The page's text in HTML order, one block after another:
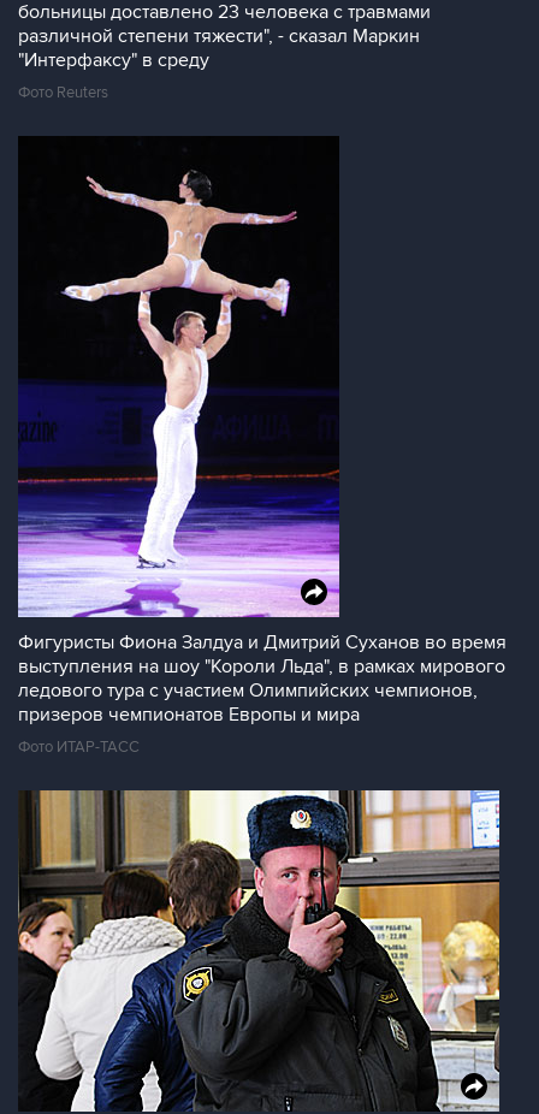
больницы доставлено 23 человека с травмами
различной степени тяжести", - сказал Маркин
"Интерфаксу" в среду
Фото Reuters
Фигуристы Фиона Залдуа и Дмитрий Суханов во время
выступления на шоу "Короли Льда", в рамках мирового
ледового тура с участием Олимпийских чемпионов,
призеров чемпионатов Европы и мира
Фото ИТАР-ТАСС